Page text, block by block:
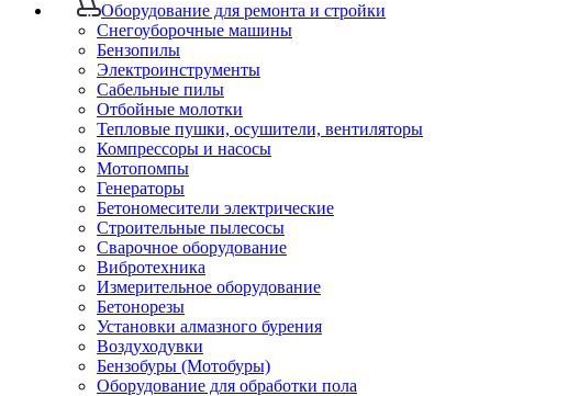
Оборудование для ремонта и стройки
Снегоуборочные машины
Бензопилы
Электроинструменты
Сабельные пилы
Отбойные молотки
Тепловые пушки, осушители, вентиляторы
Компрессоры и насосы
Мотопомпы
Генераторы
Бетономесители электрические
Строительные пылесосы
Сварочное оборудование
Вибротехника
Измерительное оборудование
Бетонорезы
Установки алмазного бурения
Воздуходувки
Бензобуры (Мотобуры)
Оборудование для обработки пола